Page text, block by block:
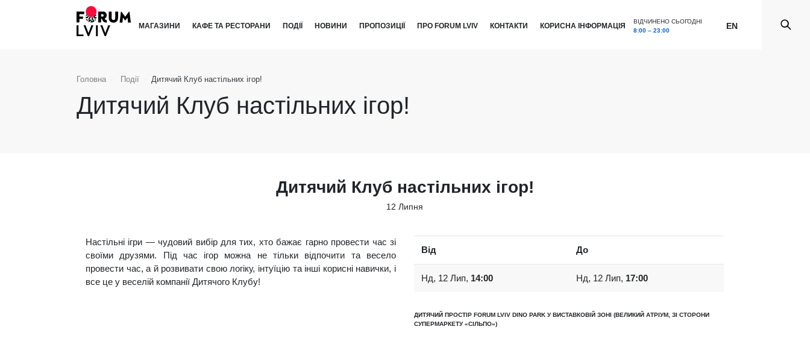
МАГАЗИНИ КАФЕ ТА РЕСТОРАНИ ПОДІЇ НОВИНИ ПРОПОЗИЦІЇ ПРО FORUM LVIV КОНТАКТИ КОРИСНА ІНФОРМАЦІЯ
ВІДЧИНЕНО СЬОГОДНІ
8:00 – 23:00
EN
Головна Події Дитячий Клуб настільних ігор!
Дитячий Клуб настільних ігор!
Дитячий Клуб настільних ігор!
12 Липня
Настільні ігри — чудовий вибір для тих, хто бажає гарно провести час зі
своїми друзями. Під час ігор можна не тільки відпочити та весело
провести час, а й розвивати свою логіку, інтуїцію та інші корисні навички, і
все це у веселій компанії Дитячого Клубу!
Від До
Нд, 12 Лип, 14:00 Нд, 12 Лип, 17:00
ДИТЯЧИЙ ПРОСТІР FORUM LVIV DINO PARK У ВИСТАВКОВІЙ ЗОНІ (ВЕЛИКИЙ АТРІУМ, ЗІ СТОРОНИ
СУПЕРМАРКЕТУ «СІЛЬПО»)